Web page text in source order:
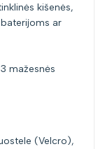
kišenės,
ar
mažesnės
(Velcro),